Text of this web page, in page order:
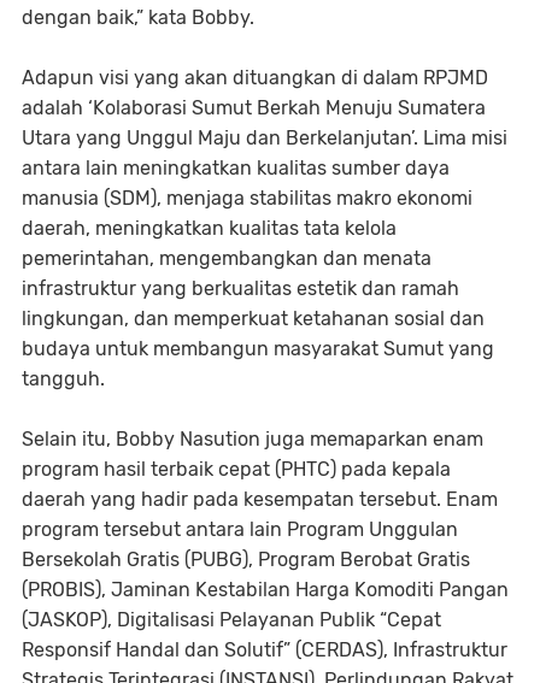
dengan baik,” kata Bobby.
Adapun visi yang akan dituangkan di dalam RPJMD
adalah ‘Kolaborasi Sumut Berkah Menuju Sumatera
Utara yang Unggul Maju dan Berkelanjutan’. Lima misi
antara lain meningkatkan kualitas sumber daya
manusia (SDM), menjaga stabilitas makro ekonomi
daerah, meningkatkan kualitas tata kelola
pemerintahan, mengembangkan dan menata
infrastruktur yang berkualitas estetik dan ramah
lingkungan, dan memperkuat ketahanan sosial dan
budaya untuk membangun masyarakat Sumut yang
tangguh.
Selain itu, Bobby Nasution juga memaparkan enam
program hasil terbaik cepat (PHTC) pada kepala
daerah yang hadir pada kesempatan tersebut. Enam
program tersebut antara lain Program Unggulan
Bersekolah Gratis (PUBG), Program Berobat Gratis
(PROBIS), Jaminan Kestabilan Harga Komoditi Pangan
(JASKOP), Digitalisasi Pelayanan Publik “Cepat
Responsif Handal dan Solutif” (CERDAS), Infrastruktur